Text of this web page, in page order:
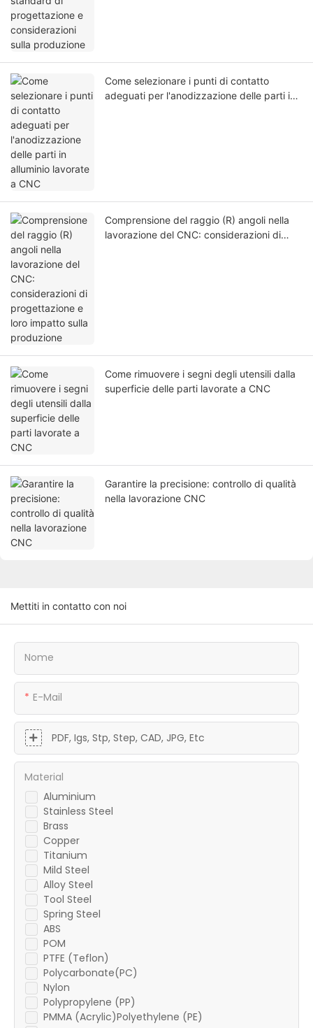
Come selezionare i punti di contatto
adeguati per l'anodizzazione delle parti in
Comprensione del raggio (R) angoli nella
lavorazione del CNC: considerazioni di
Come rimuovere i segni degli utensili dalla
superficie delle parti lavorate a CNC
Garantire la precisione: controllo di qualità
nella lavorazione CNC
Mettiti in contatto con noi
Nome
E-Mail
PDF, Igs, Stp, Step, CAD, JPG, Etc
Aluminium
Stainless Steel
Brass
Copper
Titanium
Mild Steel
Alloy Steel
Tool Steel
Spring Steel
ABS
POM
PTFE (Teflon)
Polycarbonate(PC)
Nylon
Polypropylene (PP)
PMMA (Acrylic)Polyethylene (PE)
Material